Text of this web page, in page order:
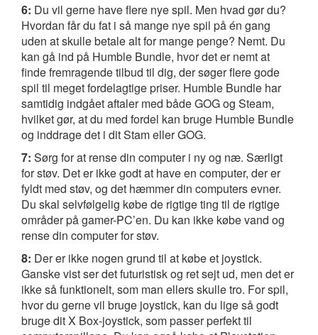
6: Du vil gerne have flere nye spil. Men hvad gør du?
Hvordan får du fat i så mange nye spil på én gang
uden at skulle betale alt for mange penge? Nemt. Du
kan gå ind på Humble Bundle, hvor det er nemt at
finde fremragende tilbud til dig, der søger flere gode
spil til meget fordelagtige priser. Humble Bundle har
samtidig indgået aftaler med både GOG og Steam,
hvilket gør, at du med fordel kan bruge Humble Bundle
og inddrage det i dit Stam eller GOG.
7: Sørg for at rense din computer i ny og næ. Særligt
for støv. Det er ikke godt at have en computer, der er
fyldt med støv, og det hæmmer din computers evner.
Du skal selvfølgelig købe de rigtige ting til de rigtige
områder på gamer-PC’en. Du kan ikke købe vand og
rense din computer for støv.
8: Der er ikke nogen grund til at købe et joystick.
Ganske vist ser det futuristisk og ret sejt ud, men det er
ikke så funktionelt, som man ellers skulle tro. For spil,
hvor du gerne vil bruge joystick, kan du lige så godt
bruge dit X Box-joystick, som passer perfekt til